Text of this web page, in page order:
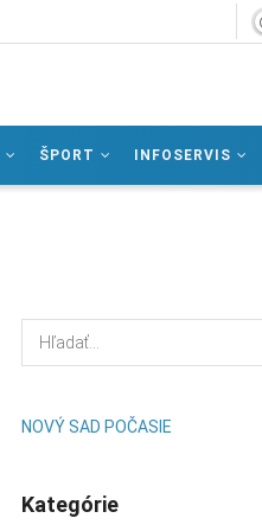
ŠPORT INFOSERVIS
NOVÝ SAD POČASIE
Kategórie